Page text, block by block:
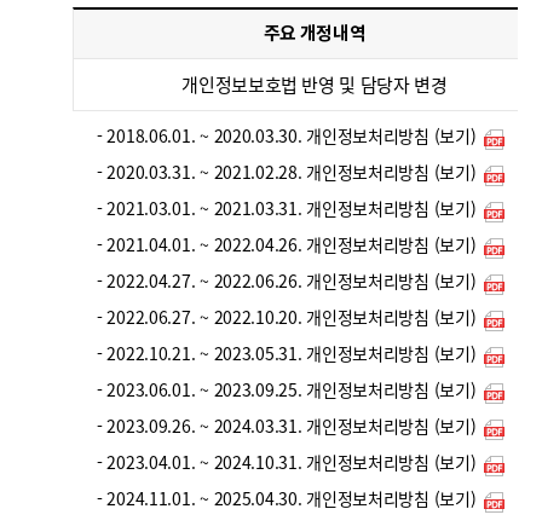
주요 개정내역
개인정보보호법 반영 및 담당자 변경
- 2018.06.01. ~ 2020.03.30. 개인정보처리방침 (보기)
- 2020.03.31. ~ 2021.02.28. 개인정보처리방침 (보기)
- 2021.03.01. ~ 2021.03.31. 개인정보처리방침 (보기)
- 2021.04.01. ~ 2022.04.26. 개인정보처리방침 (보기)
- 2022.04.27. ~ 2022.06.26. 개인정보처리방침 (보기)
- 2022.06.27. ~ 2022.10.20. 개인정보처리방침 (보기)
- 2022.10.21. ~ 2023.05.31. 개인정보처리방침 (보기)
- 2023.06.01. ~ 2023.09.25. 개인정보처리방침 (보기)
- 2023.09.26. ~ 2024.03.31. 개인정보처리방침 (보기)
- 2023.04.01. ~ 2024.10.31. 개인정보처리방침 (보기)
- 2024.11.01. ~ 2025.04.30. 개인정보처리방침 (보기)